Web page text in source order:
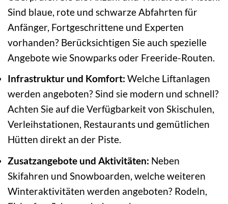
Sind blaue, rote und schwarze Abfahrten für
Anfänger, Fortgeschrittene und Experten
vorhanden? Berücksichtigen Sie auch spezielle
Angebote wie Snowparks oder Freeride-Routen.
Infrastruktur und Komfort: Welche Liftanlagen
werden angeboten? Sind sie modern und schnell?
Achten Sie auf die Verfügbarkeit von Skischulen,
Verleihstationen, Restaurants und gemütlichen
Hütten direkt an der Piste.
Zusatzangebote und Aktivitäten: Neben
Skifahren und Snowboarden, welche weiteren
Winteraktivitäten werden angeboten? Rodeln,